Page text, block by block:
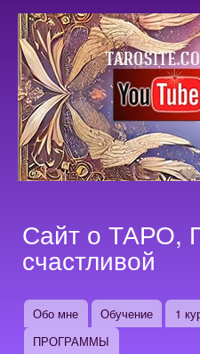
Сайт о ТАРО,
счастливой
Основные ссылки
Обо мне Обучение 1
ПРОГРАММЫ